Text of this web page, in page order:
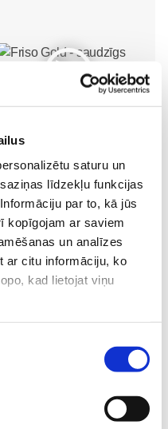
saturu un
līdzekļu funkcijas
par to, kā jūs
kopīgojam ar saviem
un analīzes
ar citu informāciju, ko
kad lietojat viņu
atbalsts mazuļa attīstībai
Mazulis
01. Jul 12:53